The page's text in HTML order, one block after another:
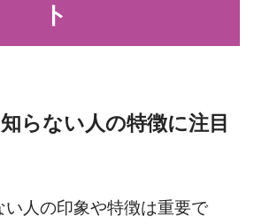
ト
らない人の特徴に注目
い人の印象や特徴は重要で